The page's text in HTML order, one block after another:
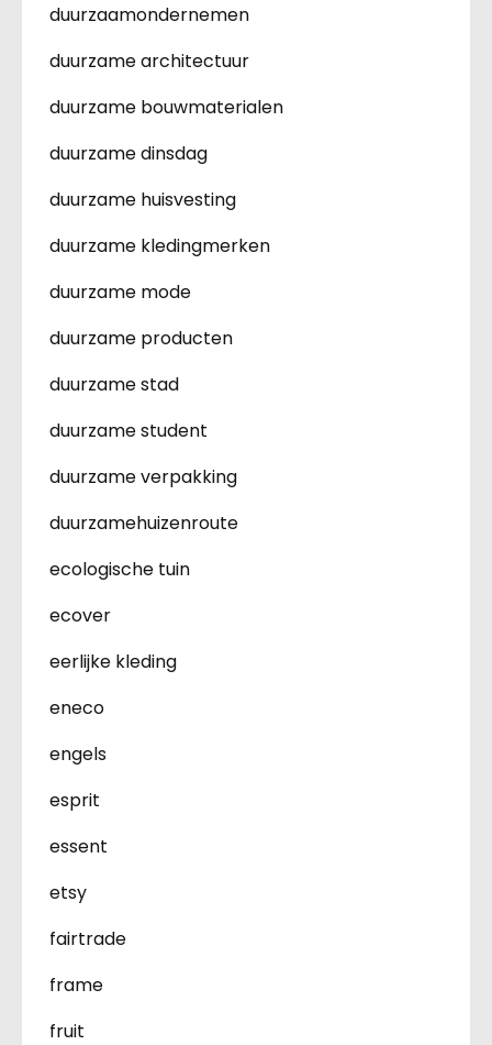
duurzaamondernemen
duurzame architectuur
duurzame bouwmaterialen
duurzame dinsdag
duurzame huisvesting
duurzame kledingmerken
duurzame mode
duurzame producten
duurzame stad
duurzame student
duurzame verpakking
duurzamehuizenroute
ecologische tuin
ecover
eerlijke kleding
eneco
engels
esprit
essent
etsy
fairtrade
frame
fruit